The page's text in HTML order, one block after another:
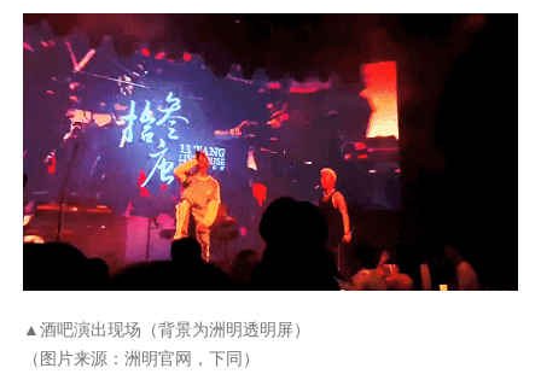
▲酒吧演出现场（背景为洲明透明屏）
（图片来源：洲明官网，下同）